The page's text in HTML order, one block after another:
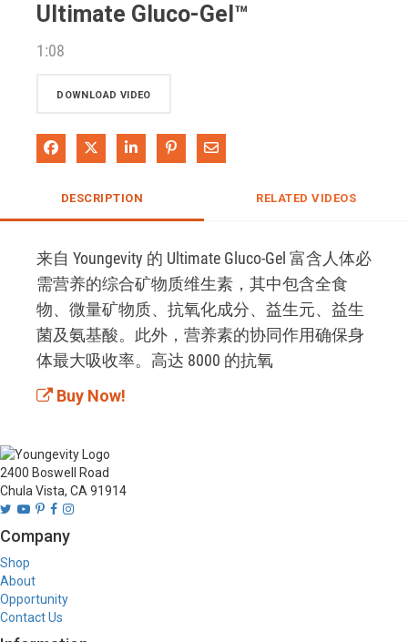
Ultimate Gluco-Gel™
1:08
DOWNLOAD VIDEO
Share on Facebook
Share on XShare on LinkedIn
Pin on Pinterest
Share via Email
DESCRIPTION RELATED VIDEOS
来自 Youngevity 的 Ultimate Gluco-Gel 富含人体必
需营养的综合矿物质维生素，其中包含全食
物、微量矿物质、抗氧化成分、益生元、益生
菌及氨基酸。此外，营养素的协同作用确保身
体最大吸收率。高达 8000 的抗氧
Buy Now!
2400 Boswell Road
Chula Vista, CA 91914
Company
Shop
About
Opportunity
Contact Us